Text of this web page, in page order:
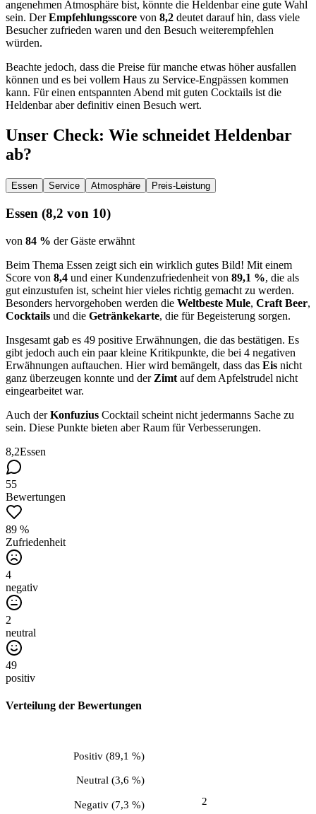
angenehmen Atmosphäre bist, könnte die Heldenbar eine gute Wahl
sein. DerEmpfehlungsscore von 8,2 deutet darauf hin, dass viele
Besucher zufrieden waren und den Besuch weiterempfehlen
würden.
Beachte jedoch, dass die Preise für manche etwas höher ausfallen
können und es bei vollem Haus zu Service-Engpässen kommen
kann. Für einen entspannten Abend mit guten Cocktails ist die
Heldenbar aber definitiv einen Besuch wert.
Unser Check: Wie schneidet Heldenbar
ab?
Essen Service Atmosphäre Preis-Leistung
Essen (8,2 von 10)
von 84 % der Gäste erwähnt
Beim Thema Essen zeigt sich ein wirklich gutes Bild! Mit einem
Score von 8,4 und einer Kundenzufriedenheit von 89,1 %, die als
gut einzustufen ist, scheint hier vieles richtig gemacht zu werden.
Besonders hervorgehoben werden die Weltbeste Mule, Craft Beer,
Cocktails und die Getränkekarte, die für Begeisterung sorgen.
Insgesamt gab es 49 positive Erwähnungen, die das bestätigen. Es
gibt jedoch auch ein paar kleine Kritikpunkte, die bei 4 negativen
Erwähnungen auftauchen. Hier wird bemängelt, dass das Eis nicht
ganz überzeugen konnte und der Zimt auf dem Apfelstrudel nicht
eingearbeitet war.
Auch derKonfuzius Cocktail scheint nicht jedermanns Sache zu
sein. Diese Punkte bieten aber Raum für Verbesserungen.
8,2Essen
55
Bewertungen
89 %
Zufriedenheit
4
negativ
2
neutral
49
positiv
Verteilung der Bewertungen
Negativ(7,3 %) 2
Neutral (3,6 %)
Positiv(89,1 %)